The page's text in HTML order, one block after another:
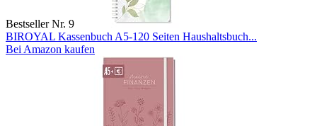
Bestseller Nr. 9
BIROYAL Kassenbuch A5-120 Seiten Haushaltsbuch...
Bei Amazon kaufen